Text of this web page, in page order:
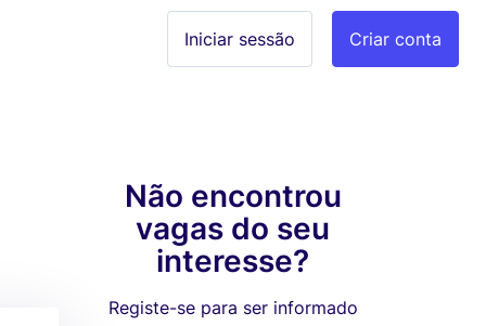
Criar conta
Iniciar sessão
Não encontrou
vagas do seu
interesse?
Registe-se para ser informado